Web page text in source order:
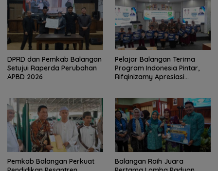
DPRD dan Pemkab Balangan
Setujui Raperda Perubahan
APBD 2026
Pelajar Balangan Terima
Program Indonesia Pintar,
Rifqinizamy Apresiasi
Pemkab Balangan Perkuat
Balangan Raih Juara